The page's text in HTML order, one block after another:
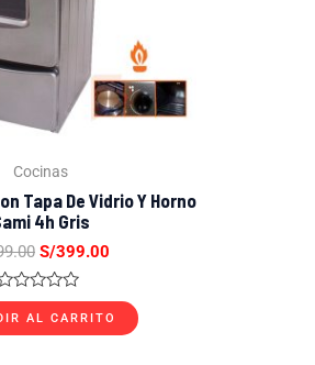
Cocinas
Tapa De Vidrio Y Horno
4h Gris
S/399.00
AL CARRITO